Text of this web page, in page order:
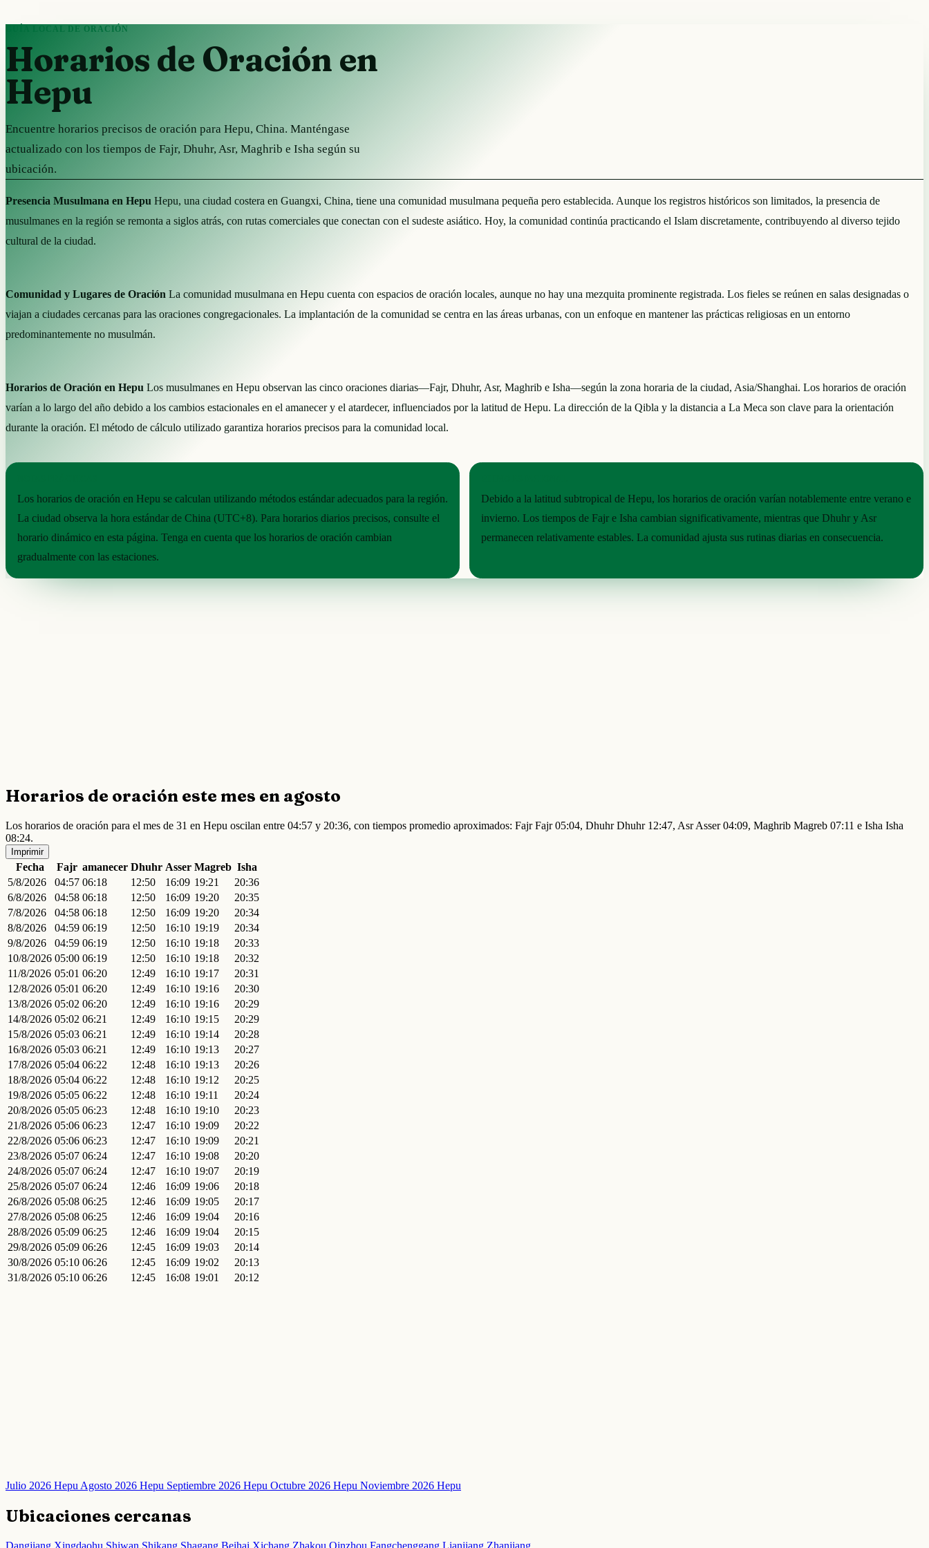
GUÍA LOCAL DE ORACIÓN
Horarios de Oración en
Hepu
Encuentre horarios precisos de oración para Hepu, China. Manténgase
actualizado con los tiempos de Fajr, Dhuhr, Asr, Maghrib e Isha según su
ubicación.
Presencia Musulmana en Hepu Hepu, una ciudad costera en Guangxi, China, tiene una comunidad musulmana pequeña pero establecida. Aunque los registros históricos son limitados, la presencia de
musulmanes en la región se remonta a siglos atrás, con rutas comerciales que conectan con el sudeste asiático. Hoy, la comunidad continúa practicando el Islam discretamente, contribuyendo al diverso tejido
cultural de la ciudad.
Comunidad y Lugares de Oración La comunidad musulmana en Hepu cuenta con espacios de oración locales, aunque no hay una mezquita prominente registrada. Los fieles se reúnen en salas designadas o
viajan a ciudades cercanas para las oraciones congregacionales. La implantación de la comunidad se centra en las áreas urbanas, con un enfoque en mantener las prácticas religiosas en un entorno
predominantemente no musulmán.
Horarios de Oración en Hepu Los musulmanes en Hepu observan las cinco oraciones diarias—Fajr, Dhuhr, Asr, Maghrib e Isha—según la zona horaria de la ciudad, Asia/Shanghai. Los horarios de oración
varían a lo largo del año debido a los cambios estacionales en el amanecer y el atardecer, influenciados por la latitud de Hepu. La dirección de la Qibla y la distancia a La Meca son clave para la orientación
durante la oración. El método de cálculo utilizado garantiza horarios precisos para la comunidad local.
Los horarios de oración en Hepu se calculan utilizando métodos estándar adecuados para la región.
La ciudad observa la hora estándar de China (UTC+8). Para horarios diarios precisos, consulte el
horario dinámico en esta página. Tenga en cuenta que los horarios de oración cambian
gradualmente con las estaciones.
Debido a la latitud subtropical de Hepu, los horarios de oración varían notablemente entre verano e
invierno. Los tiempos de Fajr e Isha cambian significativamente, mientras que Dhuhr y Asr
permanecen relativamente estables. La comunidad ajusta sus rutinas diarias en consecuencia.
Horarios de oración este mes en agosto
Los horarios de oración para el mes de 31 en Hepu oscilan entre 04:57 y 20:36, con tiempos promedio aproximados: Fajr Fajr 05:04, Dhuhr Dhuhr 12:47, Asr Asser 04:09, Maghrib Magreb 07:11 e Isha Isha
08:24.
Imprimir
Fecha Fajr amanecer Dhuhr Asser Magreb Isha
5/8/2026
04:57 06:18 12:50 16:09 19:21
20:36
6/8/2026
04:58 06:18 12:50 16:09 19:20
20:35
7/8/2026
04:58 06:18 12:50 16:09 19:20
20:34
8/8/2026
04:59 06:19 12:50 16:10 19:19
20:34
9/8/2026
04:59 06:19 12:50 16:10 19:18
20:33
10/8/2026 05:00 06:19 12:50 16:10 19:18
20:32
11/8/2026 05:01 06:20 12:49 16:10 19:17
20:31
12/8/2026 05:01 06:20 12:49 16:10 19:16
20:30
13/8/2026 05:02 06:20 12:49 16:10 19:16
20:29
14/8/2026 05:02 06:21 12:49 16:10 19:15
20:29
15/8/2026 05:03 06:21 12:49 16:10 19:14
20:28
16/8/2026 05:03 06:21 12:49 16:10 19:13
20:27
17/8/2026 05:04 06:22 12:48 16:10 19:13
20:26
18/8/2026 05:04 06:22 12:48 16:10 19:12
20:25
19/8/2026 05:05 06:22 12:48 16:10 19:11
20:24
20/8/2026 05:05 06:23 12:48 16:10 19:10
20:23
21/8/2026 05:06 06:23 12:47 16:10 19:09
20:22
22/8/2026 05:06 06:23 12:47 16:10 19:09
20:21
23/8/2026 05:07 06:24 12:47 16:10 19:08
20:20
24/8/2026 05:07 06:24 12:47 16:10 19:07
20:19
25/8/2026 05:07 06:24 12:46 16:09 19:06
20:18
26/8/2026 05:08 06:25 12:46 16:09 19:05
20:17
27/8/2026 05:08 06:25 12:46 16:09 19:04
20:16
28/8/2026 05:09 06:25 12:46 16:09 19:04
20:15
29/8/2026 05:09 06:26 12:45 16:09 19:03
20:14
30/8/2026 05:10 06:26 12:45 16:09 19:02
20:13
31/8/2026 05:10 06:26 12:45 16:08 19:01 20:12
Julio 2026 Hepu Agosto 2026 Hepu Septiembre 2026 Hepu Octubre 2026 Hepu Noviembre 2026 Hepu
Ubicaciones cercanas
Dangjiang Xingdaohu Shiwan Shikang Shagang Beihai Xichang Zhakou Qinzhou Fangchenggang Lianjiang Zhanjiang